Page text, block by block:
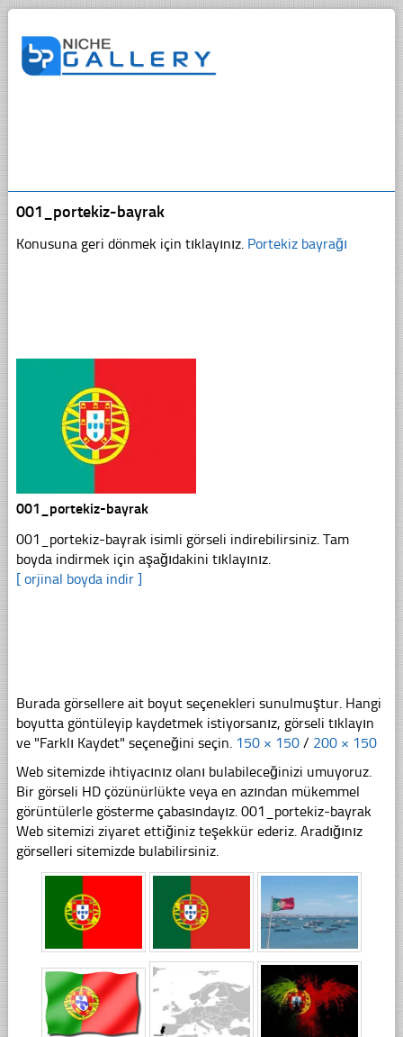
001_portekiz-bayrak
Konusuna geri dönmek için tıklayınız. Portekiz bayrağı
001_portekiz-bayrak
001_portekiz-bayrak isimli görseli indirebilirsiniz. Tam
boyda indirmek için aşağıdakini tıklayınız.
[ orjinal boyda indir ]
Burada görsellere ait boyut seçenekleri sunulmuştur. Hangi
boyutta göntüleyip kaydetmek istiyorsanız, görseli tıklayın
ve "Farklı Kaydet" seçeneğini seçin. 150 × 150 / 200 × 150
Web sitemizde ihtiyacınız olanı bulabileceğinizi umuyoruz.
Bir görseli HD çözünürlükte veya en azından mükemmel
görüntülerle gösterme çabasındayız. 001_portekiz-bayrak
Web sitemizi ziyaret ettiğiniz teşekkür ederiz. Aradığınız
görselleri sitemizde bulabilirsiniz.